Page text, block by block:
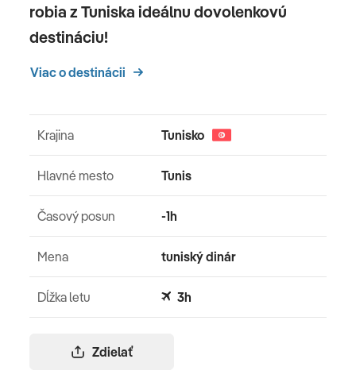
robia z Tuniska ideálnu dovolenkovú
destináciu!
Viac o destinácii
Zdielať
Krajina Tunisko
Hlavné mesto Tunis
Časový posun -1h
Mena tuniský dinár
Dĺžka letu 3h